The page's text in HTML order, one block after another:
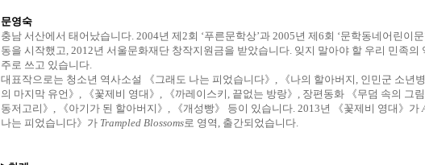
문영숙
충남 서산에서 태어났습니다. 2004년 제 2회 ‘푸른문학상’과2005년 제6회 ‘문학동네어린이
동을 시작했고 , 2012년 서울문화재단 창작지원금을 받았습니다. 잊지 말아야 할 우리 민족의
주로 쓰고 있습니다.
대표작으로는 청소년 역사소설 《그래도 나는 피었습니다》
《나의 할아버지 인민군 소년병
의 마지막 유언》
《꽃제비 영대》 《까레이스키 끝없는 방랑》 장편동화 《무덤 속의 그림
동저고리》
《아기가 된 할아버지》 《개성빵》 등이 있습니다. 2013년 《꽃제비 영대》가
나는 피었습니다》가 Trampled Blossoms로 영역 출간되었습니다.